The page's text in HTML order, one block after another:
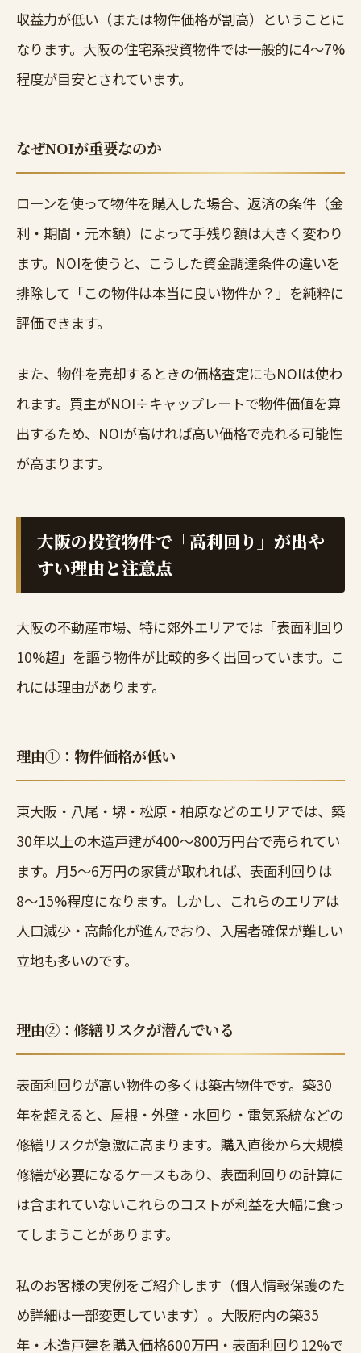
収益力が低い（または物件価格が割高）ということに
なります。大阪の住宅系投資物件では一般的に4〜7%
程度が目安とされています。
なぜNOIが重要なのか
ローンを使って物件を購入した場合、返済の条件（金
利・期間・元本額）によって手残り額は大きく変わり
ます。NOIを使うと、こうした資金調達条件の違いを
排除して「この物件は本当に良い物件か？」を純粋に
評価できます。
また、物件を売却するときの価格査定にもNOIは使わ
れます。買主がNOI÷キャップレートで物件価値を算
出するため、NOIが高ければ高い価格で売れる可能性
が高まります。
大阪の投資物件で「高利回り」が出や
すい理由と注意点
大阪の不動産市場、特に郊外エリアでは「表面利回り
10%超」を謳う物件が比較的多く出回っています。こ
れには理由があります。
理由①：物件価格が低い
東大阪・八尾・堺・松原・柏原などのエリアでは、築
30年以上の木造戸建が400〜800万円台で売られてい
ます。月5〜6万円の家賃が取れれば、表面利回りは
8〜15%程度になります。しかし、これらのエリアは
人口減少・高齢化が進んでおり、入居者確保が難しい
立地も多いのです。
理由②：修繕リスクが潜んでいる
表面利回りが高い物件の多くは築古物件です。築30
年を超えると、屋根・外壁・水回り・電気系統などの
修繕リスクが急激に高まります。購入直後から大規模
修繕が必要になるケースもあり、表面利回りの計算に
は含まれていないこれらのコストが利益を大幅に食っ
てしまうことがあります。
私のお客様の実例をご紹介します（個人情報保護のた
め詳細は一部変更しています）。大阪府内の築35
年・木造戸建を購入価格600万円・表面利回り12%で